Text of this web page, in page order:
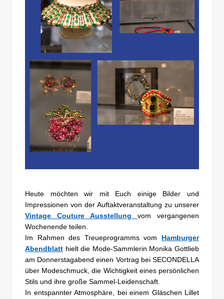
Heute möchten wir mit Euch einige Bilder und
Impressionen von der Auftaktveranstaltung zu unserer
Vintage Couture Ausstellung vom vergangenen
Wochenende teilen.
Im Rahmen des Treueprogramms vom Hamburger
Abendblatt hielt die Mode-Sammlerin Monika Gottlieb
am Donnerstagabend einen Vortrag bei SECONDELLA
über Modeschmuck, die Wichtigkeit eines persönlichen
Stils und ihre große Sammel-Leidenschaft.
In entspannter Atmosphäre, bei einem Gläschen Lillet